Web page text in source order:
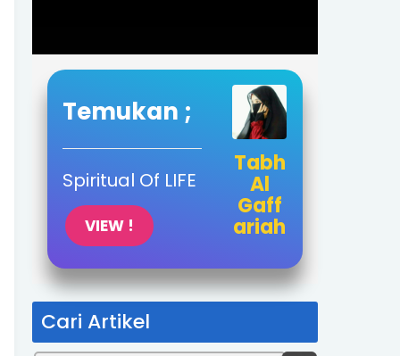
Temukan ;
Spiritual Of LIFE
VIEW !
Tabh
Al
Gaff
ariah
Cari Artikel